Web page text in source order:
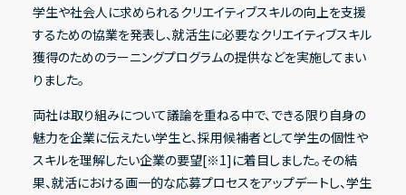
株式情報
株式基本情報
株価情報
学生や社会人に求められるクリエイティブスキルの向上を支援
するための協業を発表し、就活生に必要なクリエイティブスキル
獲得のためのラーニングプログラムの提供などを実施してまい
りました。
両社は取り組みについて議論を重ねる中で、できる限り自身の
魅力を企業に伝えたい学生と、採用候補者として学生の個性や
スキルを理解したい企業の要望[※1]に着目しました。その結
果、就活における画一的な応募プロセスをアップデートし、学生